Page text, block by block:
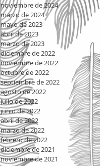
noviembre de 2024
marzo de 2024
mayo de 2023
abril de 2023
marzo de 2023
diciembre de 2022
noviembre de 2022
octubre de 2022
septiembre de 2022
agosto de 2022
julio de 2022
junio de 2022
abril de 2022
marzo de 2022
febrero de 2022
diciembre de 2021
noviembre de 2021